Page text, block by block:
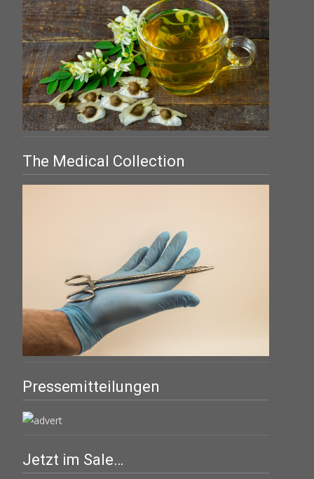
The Medical Collection
Pressemitteilungen
Jetzt im Sale…